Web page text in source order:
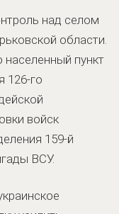
над селом
области.
населенный пункт
126-го
войск
159-й
ВСУ.